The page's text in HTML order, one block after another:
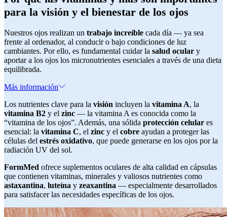
para la visión y el bienestar de los ojos
Nuestros ojos realizan un trabajo increíble cada día — ya sea
frente al ordenador, al conducir o bajo condiciones de luz
cambiantes. Por ello, es fundamental cuidar la salud ocular y
aportar a los ojos los micronutrientes esenciales a través de una dieta
equilibrada.
Más información
Los nutrientes clave para la visión incluyen la vitamina A, la
vitamina B2 y el zinc — la vitamina A es conocida como la
“vitamina de los ojos”. Además, una sólida protección celular es
esencial: la vitamina C, el zinc y el cobre ayudan a proteger las
células del estrés oxidativo, que puede generarse en los ojos por la
radiación UV del sol.
FormMed ofrece suplementos oculares de alta calidad en cápsulas
que contienen vitaminas, minerales y valiosos nutrientes como
astaxantina, luteína y zeaxantina — especialmente desarrollados
para satisfacer las necesidades específicas de los ojos.